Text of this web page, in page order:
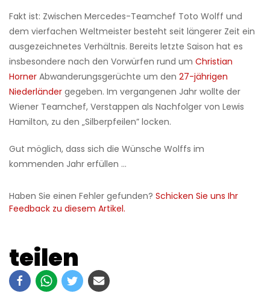
Fakt ist: Zwischen Mercedes-Teamchef Toto Wolff und
dem vierfachen Weltmeister besteht seit längerer Zeit ein
ausgezeichnetes Verhältnis. Bereits letzte Saison hat es
insbesondere nach den Vorwürfen rund um Christian
Horner Abwanderungsgerüchte um den 27-jährigen
Niederländer gegeben. Im vergangenen Jahr wollte der
Wiener Teamchef, Verstappen als Nachfolger von Lewis
Hamilton, zu den „Silberpfeilen” locken.
Gut möglich, dass sich die Wünsche Wolffs im
kommenden Jahr erfüllen ...
Haben Sie einen Fehler gefunden? Schicken Sie uns Ihr
Feedback zu diesem Artikel.
teilen